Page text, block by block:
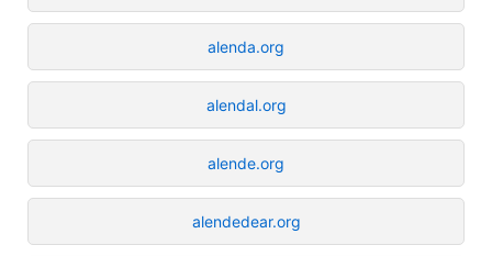
alenda.org
alendal.org
alende.org
alendedear.org